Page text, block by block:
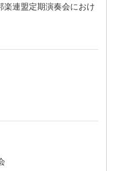
楽連盟定期演奏会におけ